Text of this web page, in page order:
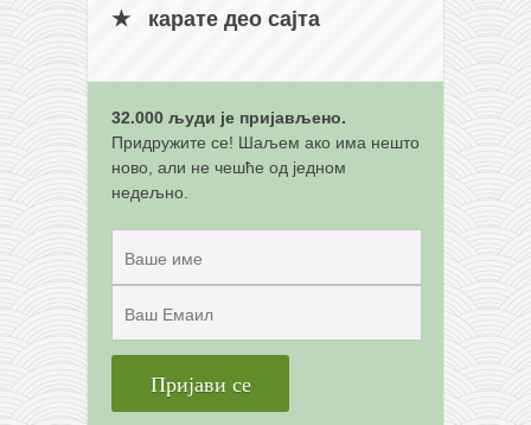
карате део сајта
32.000 људи је пријављено.
Придружите се! Шаљем ако има нешто
ново, али не чешће од једном
недељно.